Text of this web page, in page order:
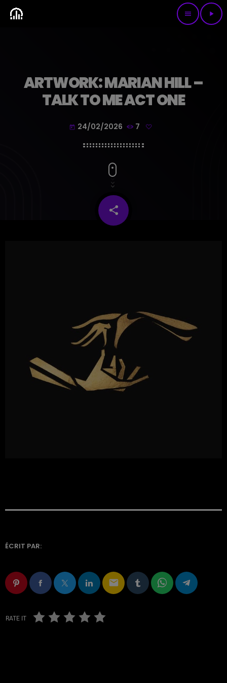
menu play_arrow
ARTWORK: MARIAN HILL –
TALK TO ME ACT ONE
today 24/02/2026 7
share
email
ÉCRIT PAR:
email
RATE IT